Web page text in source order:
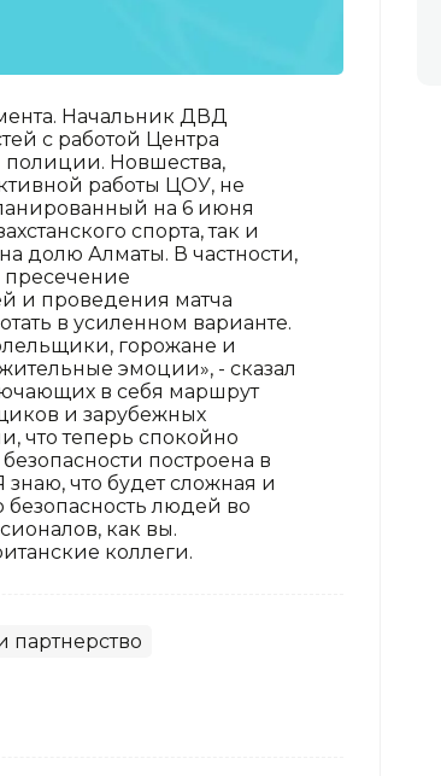
Начальник ДВД
с работой Центра
полиции. Новшества,
работы ЦОУ, не
на 6 июня
спорта, так и
долю Алматы. В частности,
пресечение
и проведения матча
в усиленном варианте.
горожане и
эмоции», - сказал
в себя маршрут
и зарубежных
что теперь спокойно
построена в
что будет сложная и
людей во
как вы.
коллеги.
партнерство